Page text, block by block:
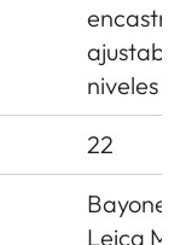
encastre
niveles
22
Leica M